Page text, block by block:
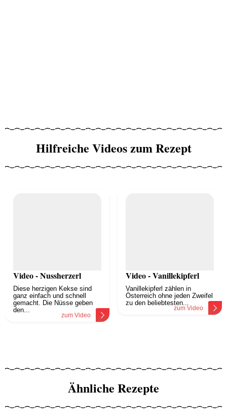
Hilfreiche Videos zum Rezept
Video - Nussherzerl
Diese herzigen Kekse sind
ganz einfach und schnell
gemacht. Die Nüsse geben
den...
zum Video
Video - Vanillekipferl
Vanillekipferl zählen in
Österreich ohne jeden Zweifel
zu den beliebtesten...
zum Video
Ähnliche Rezepte